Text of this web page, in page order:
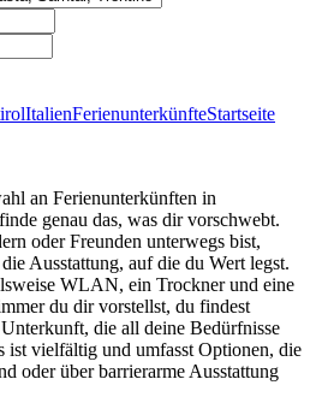
ItalienFerienunterkünfteStartseite
an Ferienunterkünften in
genau das, was dir vorschwebt.
oder Freunden unterwegs bist,
Ausstattung, auf die du Wert legst.
WLAN, ein Trockner und eine
du dir vorstellst, du findest
die all deine Bedürfnisse
ist vielfältig und umfasst Optionen, die
oder über barrierarme Ausstattung